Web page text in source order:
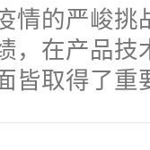
情的严峻挑
，在产品
皆取得了重